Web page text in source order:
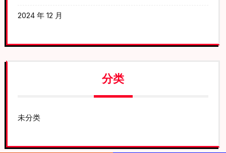
2024 年 12 月
分类
未分类